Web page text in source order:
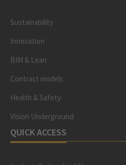
Sustainability
Innovation
BIM & Lean
Contract models
Health & Safety
Vision Underground
QUICK ACCESS